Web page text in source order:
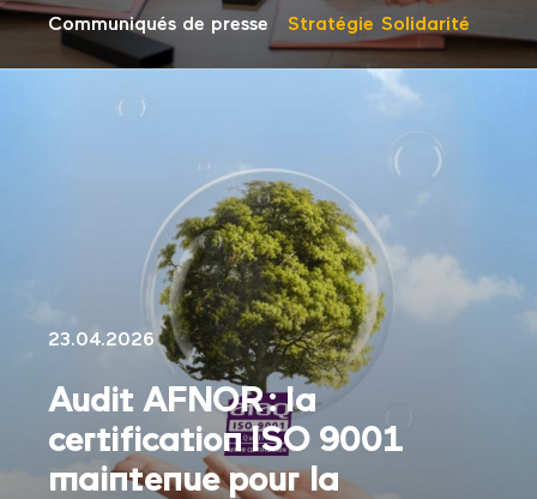
Communiqués de presse Stratégie Solidarité
23.04.2026
Audit AFNOR : la
certification ISO 9001
maintenue pour la